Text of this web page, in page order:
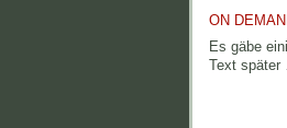
ON
Es gäbe
Text später